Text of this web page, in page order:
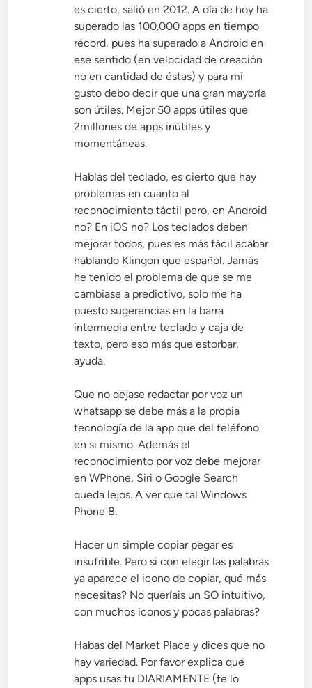
es cierto, salió en 2012. A día de hoy ha
superado las 100.000 apps en tiempo
récord, pues ha superado a Android en
ese sentido (en velocidad de creación
no en cantidad de éstas) y para mi
gusto debo decir que una gran mayoría
son útiles. Mejor 50 apps útiles que
2millones de apps inútiles y
momentáneas.
Hablas del teclado, es cierto que hay
problemas en cuanto al
reconocimiento táctil pero, en Android
no? En iOS no? Los teclados deben
mejorar todos, pues es más fácil acabar
hablando Klingon que español. Jamás
he tenido el problema de que se me
cambiase a predictivo, solo me ha
puesto sugerencias en la barra
intermedia entre teclado y caja de
texto, pero eso más que estorbar,
ayuda.
Que no dejase redactar por voz un
whatsapp se debe más a la propia
tecnología de la app que del teléfono
en si mismo. Además el
reconocimiento por voz debe mejorar
en WPhone, Siri o Google Search
queda lejos. A ver que tal Windows
Phone 8.
Hacer un simple copiar pegar es
insufrible. Pero si con elegir las palabras
ya aparece el icono de copiar, qué más
necesitas? No queríais un SO intuitivo,
con muchos iconos y pocas palabras?
Habas del Market Place y dices que no
hay variedad. Por favor explica qué
apps usas tu DIARIAMENTE (te lo